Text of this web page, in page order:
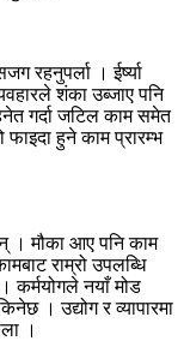
रहनुपर्ला । ईर्ष्या
शंका उब्जाए पनि
गर्दा जटिल काम समेत
हुने काम प्रारम्भ
। मौका आए पनि काम
राम्रो उपलब्धि
कर्मयोगले नयाँ मोड
। उद्योग र व्यापारमा
।